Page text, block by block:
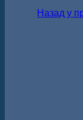
Назад у